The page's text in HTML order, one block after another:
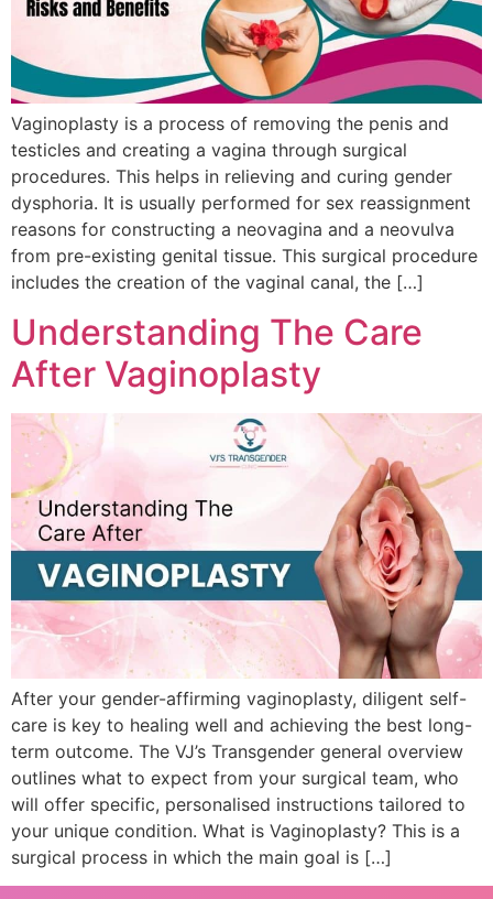
Vaginoplasty is a process of removing the penis and
testicles and creating a vagina through surgical
procedures. This helps in relieving and curing gender
dysphoria. It is usually performed for sex reassignment
reasons for constructing a neovagina and a neovulva
from pre-existing genital tissue. This surgical procedure
includes the creation of the vaginal canal, the […]
Understanding The Care
After Vaginoplasty
After your gender-affirming vaginoplasty, diligent self-
care is key to healing well and achieving the best long-
term outcome. The VJ’s Transgender general overview
outlines what to expect from your surgical team, who
will offer specific, personalised instructions tailored to
your unique condition. What is Vaginoplasty? This is a
surgical process in which the main goal is […]